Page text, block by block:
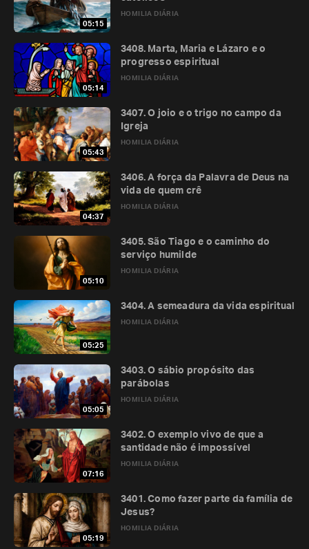
05:15
HOMILIA DIÁRIA
05:14
HOMILIA DIÁRIA
3408. Marta, Maria e Lázaro e o
progresso espiritual
05:43
HOMILIA DIÁRIA
3407. O joio e o trigo no campo da
Igreja
04:37
HOMILIA DIÁRIA
3406. A força da Palavra de Deus na
vida de quem crê
05:10
HOMILIA DIÁRIA
3405. São Tiago e o caminho do
serviço humilde
05:25
HOMILIA DIÁRIA
3404. A semeadura da vida espiritual
05:05
HOMILIA DIÁRIA
3403. O sábio propósito das
parábolas
07:16
HOMILIA DIÁRIA
3402. O exemplo vivo de que a
santidade não é impossível
05:19
HOMILIA DIÁRIA
3401. Como fazer parte da família de
Jesus?